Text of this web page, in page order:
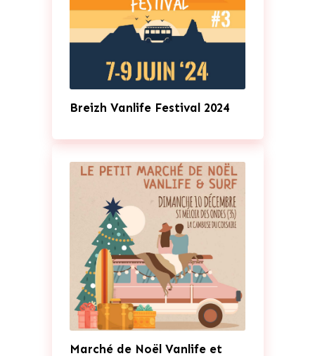
Breizh Vanlife Festival 2024
Marché de Noël Vanlife et